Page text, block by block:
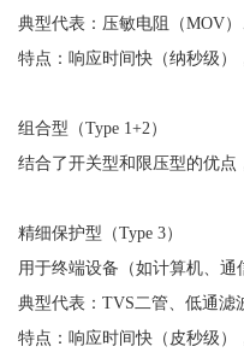
典型代表：压敏电阻（MOV）
特点：响应时间快（纳秒级）
组合型（Type 1+2）
结合了开关型和限压型的优点
精细保护型（Type 3）
用于终端设备（如计算机、通
典型代表： TVS二管、低通滤
特点：响应时间快（皮秒级）